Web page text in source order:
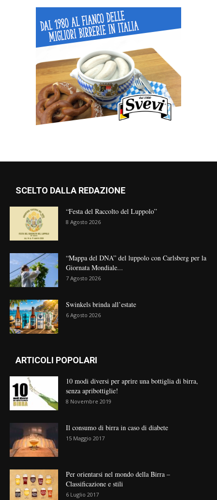
SCELTO DALLA REDAZIONE
“Festa del Raccolto del Luppolo”
8 Agosto 2026
“Mappa del DNA” del luppolo con Carlsberg per la
Giornata Mondiale...
7 Agosto 2026
Swinkels brinda all’estate
6 Agosto 2026
ARTICOLI POPOLARI
10 modi diversi per aprire una bottiglia di birra,
senza apribottiglie!
8 Novembre 2019
Il consumo di birra in caso di diabete
15 Maggio 2017
Per orientarsi nel mondo della Birra –
Classificazione e stili
6 Luglio 2017